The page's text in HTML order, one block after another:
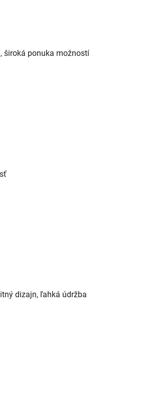
široká ponuka možností
dizajn, ľahká údržba